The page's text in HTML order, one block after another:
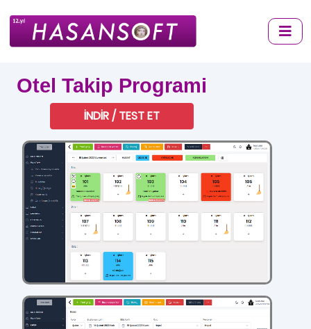
Otel Takip Programi
İNDİR / TEST ET